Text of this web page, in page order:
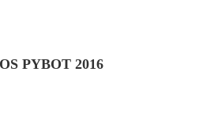
PYBOT 2016